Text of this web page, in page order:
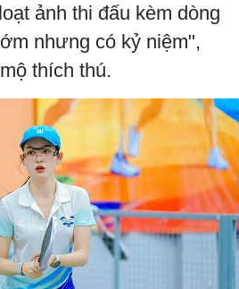
ảnh thi đấu kèm dòng
nhưng có kỷ niệm",
thích thú.